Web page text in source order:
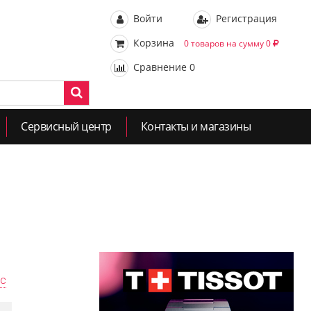
Войти
Регистрация
Корзина
0 товаров на сумму 0
Сравнение 0
Сервисный центр Контакты и магазины